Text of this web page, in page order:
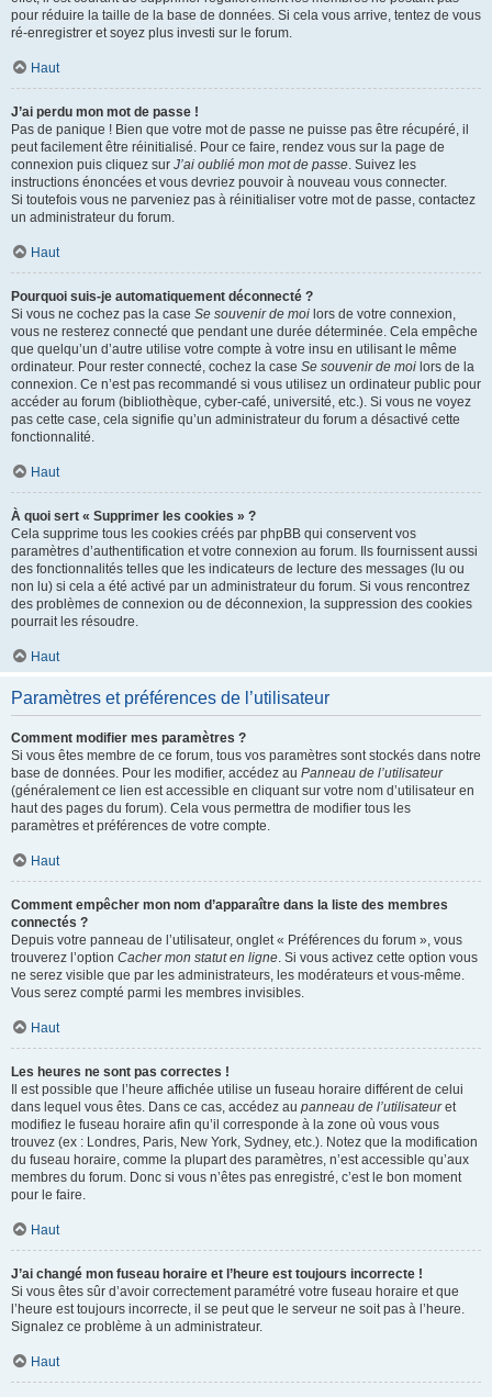
pour réduire la taille de la base de données. Si cela vous arrive, tentez de vous
ré-enregistrer et soyez plus investi sur le forum.
Haut
J’ai perdu mon mot de passe !
Pas de panique ! Bien que votre mot de passe ne puisse pas être récupéré, il
peut facilement être réinitialisé. Pour ce faire, rendez vous sur la page de
connexion puis cliquez sur J’ai oublié mon mot de passe. Suivez les
instructions énoncées et vous devriez pouvoir à nouveau vous connecter.
Si toutefois vous ne parveniez pas à réinitialiser votre mot de passe, contactez
un administrateur du forum.
Haut
Pourquoi suis-je automatiquement déconnecté ?
Si vous ne cochez pas la case Se souvenir de moi lors de votre connexion,
vous ne resterez connecté que pendant une durée déterminée. Cela empêche
que quelqu’un d’autre utilise votre compte à votre insu en utilisant le même
ordinateur. Pour rester connecté, cochez la case Se souvenir de moi lors de la
connexion. Ce n’est pas recommandé si vous utilisez un ordinateur public pour
accéder au forum (bibliothèque, cyber-café, université, etc.). Si vous ne voyez
pas cette case, cela signifie qu’un administrateur du forum a désactivé cette
fonctionnalité.
Haut
À quoi sert « Supprimer les cookies » ?
Cela supprime tous les cookies créés par phpBB qui conservent vos
paramètres d’authentification et votre connexion au forum. Ils fournissent aussi
des fonctionnalités telles que les indicateurs de lecture des messages (lu ou
non lu) si cela a été activé par un administrateur du forum. Si vous rencontrez
des problèmes de connexion ou de déconnexion, la suppression des cookies
pourrait les résoudre.
Haut
Paramètres et préférences de l’utilisateur
Comment modifier mes paramètres ?
Si vous êtes membre de ce forum, tous vos paramètres sont stockés dans notre
base de données. Pour les modifier, accédez au Panneau de l’utilisateur
(généralement ce lien est accessible en cliquant sur votre nom d’utilisateur en
haut des pages du forum). Cela vous permettra de modifier tous les
paramètres et préférences de votre compte.
Haut
Comment empêcher mon nom d’apparaître dans la liste des membres
connectés ?
Depuis votre panneau de l’utilisateur, onglet « Préférences du forum », vous
trouverez l’option Cacher mon statut en ligne. Si vous activez cette option vous
ne serez visible que par les administrateurs, les modérateurs et vous-même.
Vous serez compté parmi les membres invisibles.
Haut
Les heures ne sont pas correctes !
Il est possible que l’heure affichée utilise un fuseau horaire différent de celui
dans lequel vous êtes. Dans ce cas, accédez au panneau de l’utilisateuret
modifiez le fuseau horaire afin qu’il corresponde à la zone où vous vous
trouvez (ex : Londres, Paris, New York, Sydney, etc.). Notez que la modification
du fuseau horaire, comme la plupart des paramètres, n’est accessible qu’aux
membres du forum. Donc si vous n’êtes pas enregistré, c’est le bon moment
pour le faire.
Haut
J’ai changé mon fuseau horaire et l’heure est toujours incorrecte !
Si vous êtes sûr d’avoir correctement paramétré votre fuseau horaire et que
l’heure est toujours incorrecte, il se peut que le serveur ne soit pas à l’heure.
Signalez ce problème à un administrateur.
Haut